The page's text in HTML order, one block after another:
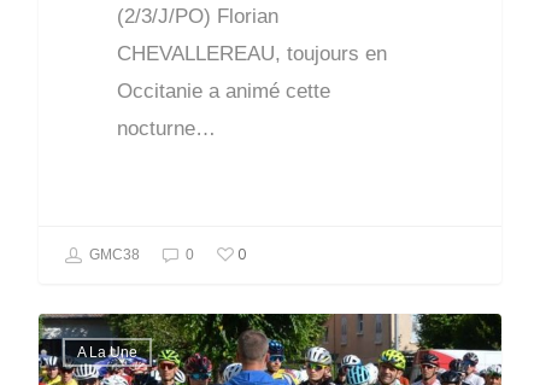
(2/3/J/PO) Florian
CHEVALLEREAU, toujours en
Occitanie a animé cette
nocturne…
GMC38 0 0
A La Une